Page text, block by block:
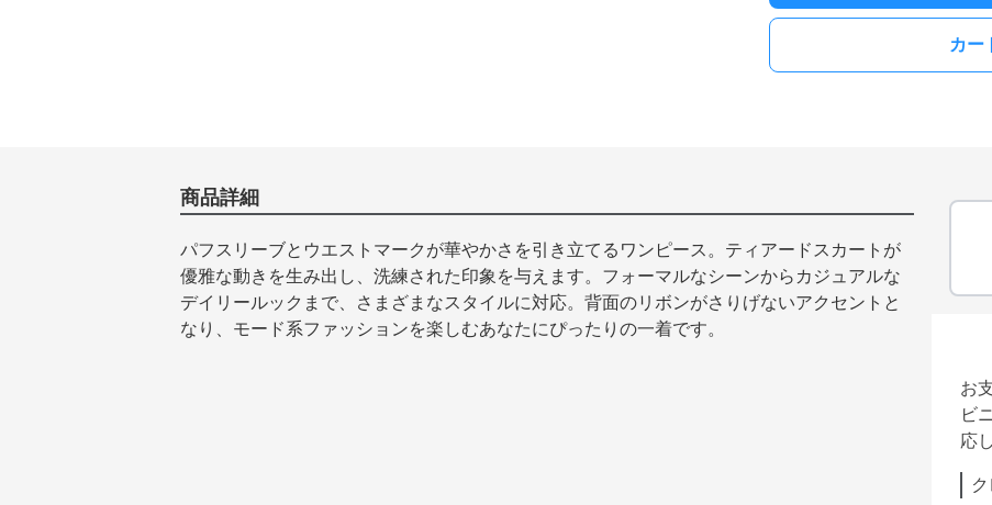
カー
商品詳細
パフスリーブとウエストマークが華やかさを引き立てるワンピース。ティアードスカートが
優雅な動きを生み出し、洗練された印象を与えます。フォーマルなシーンからカジュアルな
デイリールックまで、さまざまなスタイルに対応。背面のリボンがさりげないアクセントと
なり、モード系ファッションを楽しむあなたにぴったりの一着です。
お
ビ
応